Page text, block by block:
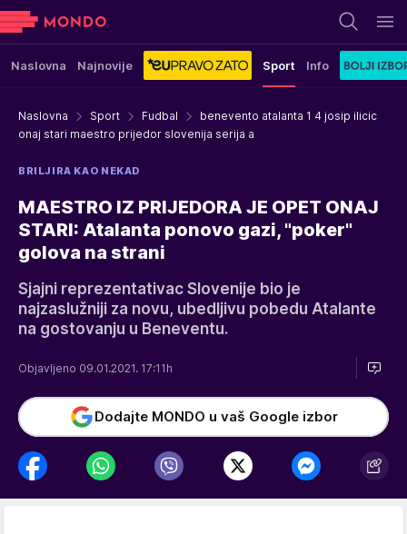
Naslovna Najnovije Sport Info
Naslovna Sport Fudbal
benevento atalanta 1 4 josip ilicic
onaj stari maestro prijedor slovenija serija a
BRILJIRA KAO NEKAD
MAESTRO IZ PRIJEDORA JE OPET ONAJ
STARI: Atalanta ponovo gazi, "poker"
golova na strani
Sjajni reprezentativac Slovenije bio je
najzaslužniji za novu, ubedljivu pobedu Atalante
na gostovanju u Beneventu.
Objavljeno 09.01.2021. 17:11h
Dodajte MONDO u vaš Google izbor